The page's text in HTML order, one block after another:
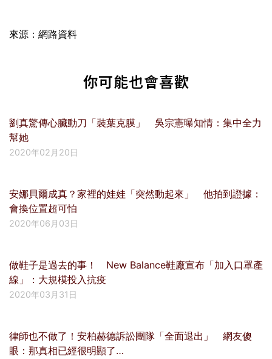
來源：網路資料
你可能也會喜歡
劉真驚傳心臟動刀「裝葉克膜」 吳宗憲曝知情：集中全力
幫她
2020年02月20日
安娜貝爾成真？家裡的娃娃「突然動起來」 他拍到證據：
會換位置超可怕
2020年06月03日
做鞋子是過去的事！ New Balance鞋廠宣布「加入口罩產
線」：大規模投入抗疫
2020年03月31日
律師也不做了！安柏赫德訴訟團隊「全面退出」 網友傻
眼：那真相已經很明顯了…